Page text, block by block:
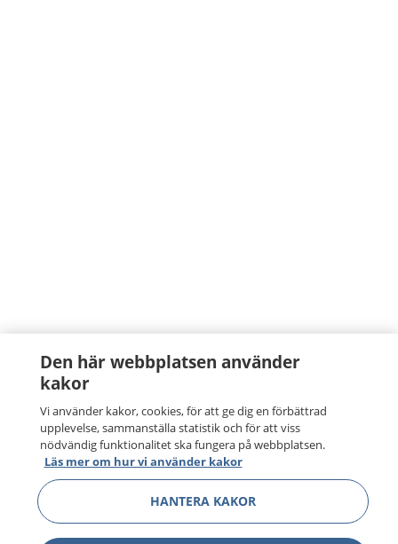
Den här webbplatsen använder
kakor
Vi använder kakor, cookies, för att ge dig en förbättrad
upplevelse, sammanställa statistik och för att viss
nödvändig funktionalitet ska fungera på webbplatsen.
Läs mer om hur vi använder kakor
HANTERA KAKOR